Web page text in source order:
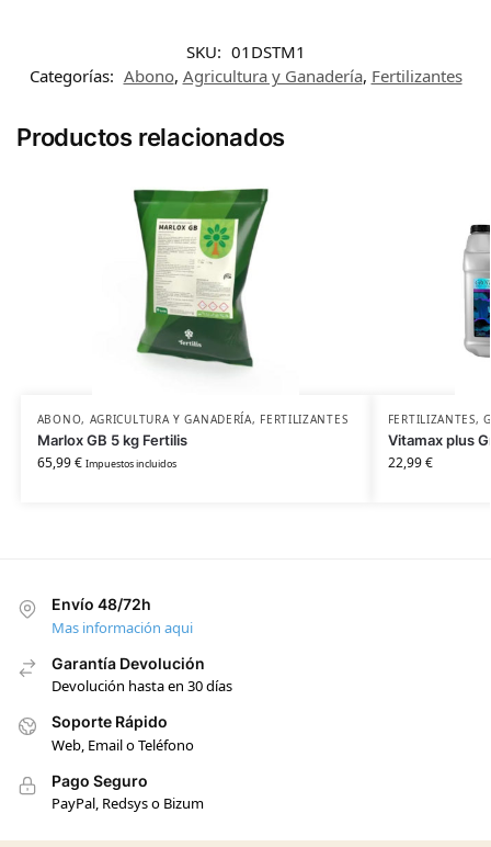
SKU: 01DSTM1
Categorías: Abono, Agricultura y Ganadería, Fertilizantes
Productos relacionados
ABONO, AGRICULTURA Y GANADERÍA, FERTILIZANTES
Marlox GB 5 kg Fertilis
65,99€ Impuestos incluidos
FERTILIZANTES,
Vitamax plus
22,99€
Envío 48/72h
Mas información aqui
Garantía Devolución
Devolución hasta en 30 días
Soporte Rápido
Web, Email o Teléfono
Pago Seguro
PayPal, Redsys o Bizum